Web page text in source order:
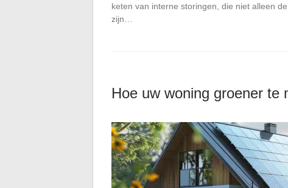
keten van interne storingen, die niet alleen
zijn…
Hoe uw woning groener te